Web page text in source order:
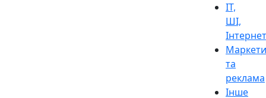
ІТ,
ШІ,
Інтернет
та
реклама
Інше